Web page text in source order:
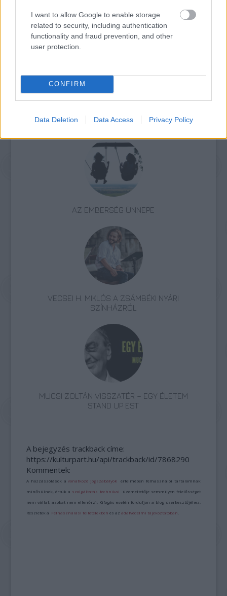
I want to allow Google to enable storage
related to security, including authentication
functionality and fraud prevention, and other
user protection.
CONFIRM
Data Deletion Data Access Privacy Policy
létrehozni. Igazi színházcsináló volt, akinek
nevéhez legendás alakítások, emlékezetes
rendezések fűződnek.
Színház Jubileum
AZ EMBERSÉG ÜNNEPE
VECSEI H. MIKLÓS A ZSÁMBÉKI NYÁRI
SZÍNHÁZRÓL
MUCSI ZOLTÁN VISSZATÉR – EGY ÉLETEM
STAND UP EST
A bejegyzés trackback címe:
https://kulturpart.hu/api/trackback/id/7868290
Kommentek:
A hozzászólások avonatkozó jogszabályok értelmében felhasználói tartalomnak
minősülnek, értük a szolgáltatás technikai üzemeltetője semmilyen felelősséget
nem vállal, azokat nem ellenőrzi. Kifogás esetén forduljon a blog szerkesztőjéhez.
Részletek a Felhasználási feltételekben és azadatvédelmi tájékoztatóban